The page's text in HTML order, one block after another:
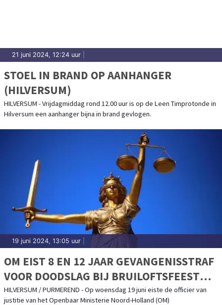
21 juni 2024, 12:24 uur
STOEL IN BRAND OP AANHANGER
(HILVERSUM)
HILVERSUM - Vrijdagmiddag rond 12.00 uur is op de Leen Timprotonde in
Hilversum een aanhanger bijna in brand gevlogen.
19 juni 2024, 13:05 uur
OM EIST 8 EN 12 JAAR GEVANGENISSTRAF
VOOR DOODSLAG BIJ BRUILOFTSFEEST
BEVERWIJK
HILVERSUM / PURMEREND - Op woensdag 19 juni eiste de officier van
justitie van het Openbaar Ministerie Noord-Holland (OM)